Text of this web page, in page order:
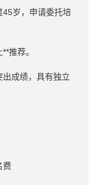
岁，申请委托培
推荐。
成绩，具有独立
费